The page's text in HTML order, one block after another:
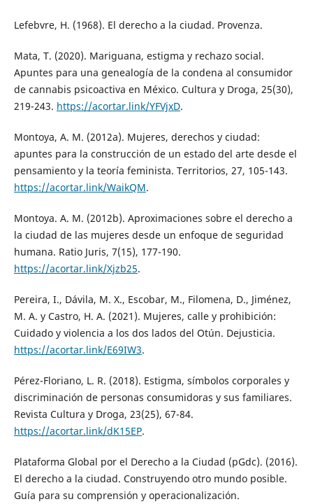
Lefebvre, H. (1968). El derecho a la ciudad. Provenza.
Mata, T. (2020). Mariguana, estigma y rechazo social.
Apuntes para una genealogía de la condena al consumidor
de cannabis psicoactiva en México. Cultura y Droga, 25(30),
219-243. https://acortar.link/YFVjxD.
Montoya, A. M. (2012a). Mujeres, derechos y ciudad:
apuntes para la construcción de un estado del arte desde el
pensamiento y la teoría feminista. Territorios, 27, 105-143.
https://acortar.link/WaikQM.
Montoya. A. M. (2012b). Aproximaciones sobre el derecho a
la ciudad de las mujeres desde un enfoque de seguridad
humana. Ratio Juris, 7(15), 177-190.
https://acortar.link/Xjzb25.
Pereira, I., Dávila, M. X., Escobar, M., Filomena, D., Jiménez,
M. A. y Castro, H. A. (2021). Mujeres, calle y prohibición:
Cuidado y violencia a los dos lados del Otún. Dejusticia.
https://acortar.link/E69IW3.
Pérez-Floriano, L. R. (2018). Estigma, símbolos corporales y
discriminación de personas consumidoras y sus familiares.
Revista Cultura y Droga, 23(25), 67-84.
https://acortar.link/dK15EP.
Plataforma Global por el Derecho a la Ciudad (pGdc). (2016).
El derecho a la ciudad. Construyendo otro mundo posible.
Guía para su comprensión y operacionalización.